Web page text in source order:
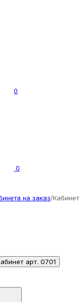
0
0
на заказ/Кабинет